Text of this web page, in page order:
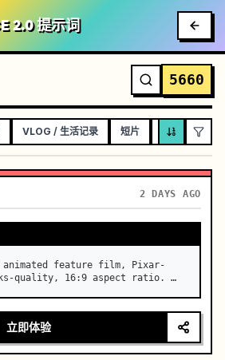
2.0 提示词
5660
VLOG / 生活记录 短片 音乐视频
2 DAYS AGO
animated feature film, Pixar-
quality, 16:9 aspect ratio. …
立即体验